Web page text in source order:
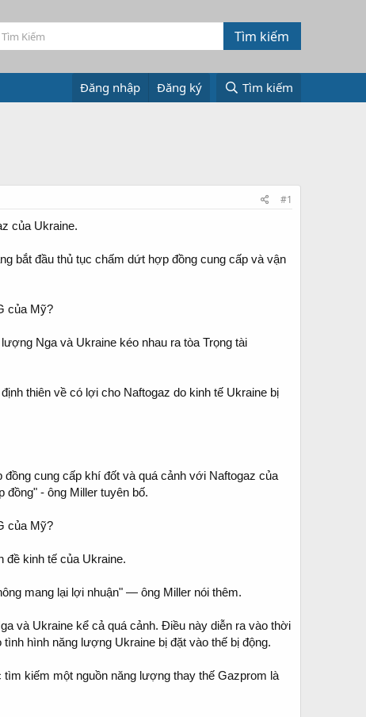
Đăng nhập Đăng ký Tìm kiếm
#1
của Ukraine.
bắt đầu thủ tục chấm dứt hợp đồng cung cấp và vận
Nga và Ukraine kéo nhau ra tòa Trọng tài
thiên về có lợi cho Naftogaz do kinh tế Ukraine bị
cung cấp khí đốt và quá cảnh với Naftogaz của
- ông Miller tuyên bố.
đề kinh tế của Ukraine.
mang lại lợi nhuận" — ông Miller nói thêm.
và Ukraine kể cả quá cảnh. Điều này diễn ra vào thời
hình năng lượng Ukraine bị đặt vào thế bị động.
kiếm một nguồn năng lượng thay thế Gazprom là